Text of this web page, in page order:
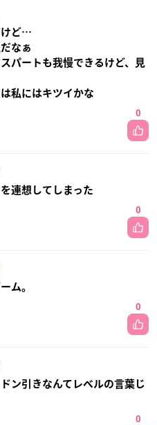
けど…
なぁ
パートも我慢できるけど、見
私にはキツイかな
0
連想してしまった
0
ム。
0
ン引きなんてレベルの言葉じ
0